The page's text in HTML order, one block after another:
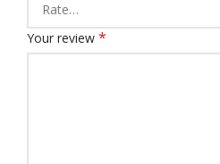
Your review *